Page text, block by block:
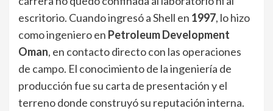
escritorio. Cuando ingresó a Shell en 1997, lo hizo
como ingeniero en Petroleum Development
Oman, en contacto directo con las operaciones
de campo. El conocimiento de la ingeniería de
producción fue su carta de presentación y el
terreno donde construyó su reputación interna.